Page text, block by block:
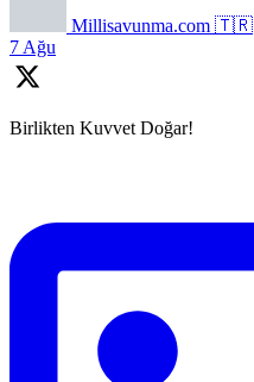
Millisavunma.com 🇹🇷
7 Ağu
Birlikten Kuvvet Doğar!